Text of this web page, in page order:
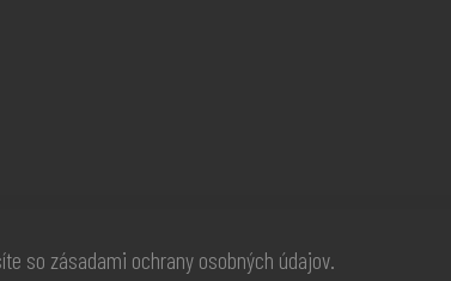
so zásadami ochrany osobných údajov.